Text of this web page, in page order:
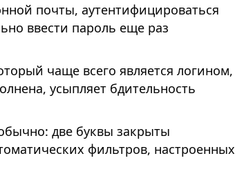
почты, аутентифицироваться
ввести пароль еще раз
чаще всего является логином,
усыпляет бдительность
две буквы закрыты
фильтров, настроенных